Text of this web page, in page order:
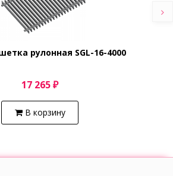
рулонная SGL-16-4000
17 265 ₽
В корзину